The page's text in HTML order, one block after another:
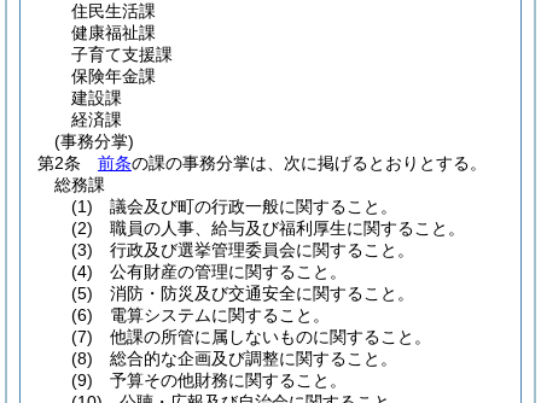
住民生活課
健康福祉課
子育て支援課
保険年金課
建設課
経済課
(事務分掌)
第2条
前条の課の事務分掌は、次に掲げるとおりとする。
総務課
(1) 議会及び町の行政一般に関すること。
(2) 職員の人事、給与及び福利厚生に関すること。
(3) 行政及び選挙管理委員会に関すること。
(4) 公有財産の管理に関すること。
(5) 消防・防災及び交通安全に関すること。
(6) 電算システムに関すること。
(7) 他課の所管に属しないものに関すること。
(8) 総合的な企画及び調整に関すること。
(9) 予算その他財務に関すること。